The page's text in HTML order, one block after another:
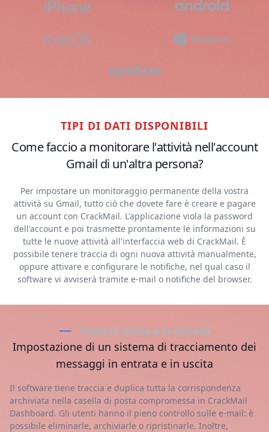
TIPI DI DATI DISPONIBILI
Come faccio a monitorare l'attività nell'account
Gmail di un'altra persona?
Per impostare un monitoraggio permanente della vostra
attività su Gmail, tutto ciò che dovete fare è creare e pagare
un account con CrackMail. L'applicazione viola la password
dell'account e poi trasmette prontamente le informazioni su
tutte le nuove attività all'interfaccia web di CrackMail. È
possibile tenere traccia di ogni nuova attività manualmente,
oppure attivare e configurare le notifiche, nel qual caso il
software vi avviserà tramite e-mail o notifiche del browser.
Posta in uscita e in entrata
Impostazione di un sistema di tracciamento dei
messaggi in entrata e in uscita
Il software tiene traccia e duplica tutta la corrispondenza
archiviata nella casella di posta compromessa in CrackMail
Dashboard. Gli utenti hanno il pieno controllo sulle e-mail: è
possibile eliminarle, archiviarle o ripristinarle. Inoltre,